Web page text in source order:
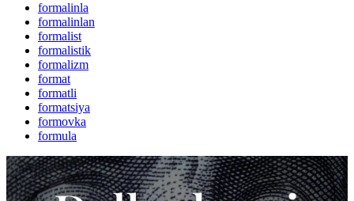
formalinla
formalinlan
formalist
formalistik
formalizm
format
formatli
formatsiya
formovka
formula